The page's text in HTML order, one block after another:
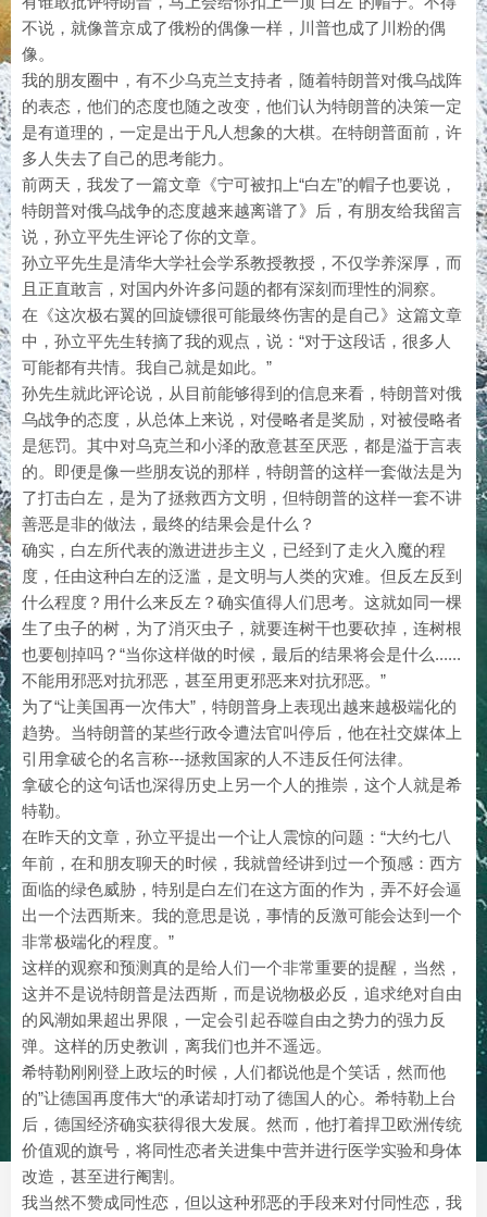
不说，就像普京成了俄粉的偶像一样，川普也成了川粉的偶
像。
我的朋友圈中，有不少乌克兰支持者，随着特朗普对俄乌战阵
的表态，他们的态度也随之改变，他们认为特朗普的决策一定
是有道理的，一定是出于凡人想象的大棋。在特朗普面前，许
多人失去了自己的思考能力。
前两天，我发了一篇文章《宁可被扣上“白左”的帽子也要说，
特朗普对俄乌战争的态度越来越离谱了》后，有朋友给我留言
说，孙立平先生评论了你的文章。
孙立平先生是清华大学社会学系教授教授，不仅学养深厚，而
且正直敢言，对国内外许多问题的都有深刻而理性的洞察。
在《这次极右翼的回旋镖很可能最终伤害的是自己》这篇文章
中，孙立平先生转摘了我的观点，说：“对于这段话，很多人
可能都有共情。我自己就是如此。”
孙先生就此评论说，从目前能够得到的信息来看，特朗普对俄
乌战争的态度，从总体上来说，对侵略者是奖励，对被侵略者
是惩罚。其中对乌克兰和小泽的敌意甚至厌恶，都是溢于言表
的。即便是像一些朋友说的那样，特朗普的这样一套做法是为
了打击白左，是为了拯救西方文明，但特朗普的这样一套不讲
善恶是非的做法，最终的结果会是什么？
确实，白左所代表的激进进步主义，已经到了走火入魔的程
度，任由这种白左的泛滥，是文明与人类的灾难。但反左反到
什么程度？用什么来反左？确实值得人们思考。这就如同一棵
生了虫子的树，为了消灭虫子，就要连树干也要砍掉，连树根
也要刨掉吗？“当你这样做的时候，最后的结果将会是什么......
不能用邪恶对抗邪恶，甚至用更邪恶来对抗邪恶。”
为了“让美国再一次伟大”，特朗普身上表现出越来越极端化的
趋势。当特朗普的某些行政令遭法官叫停后，他在社交媒体上
引用拿破仑的名言称---拯救国家的人不违反任何法律。
拿破仑的这句话也深得历史上另一个人的推崇，这个人就是希
特勒。
在昨天的文章，孙立平提出一个让人震惊的问题：“大约七八
年前，在和朋友聊天的时候，我就曾经讲到过一个预感：西方
面临的绿色威胁，特别是白左们在这方面的作为，弄不好会逼
出一个法西斯来。我的意思是说，事情的反激可能会达到一个
非常极端化的程度。”
这样的观察和预测真的是给人们一个非常重要的提醒，当然，
这并不是说特朗普是法西斯，而是说物极必反，追求绝对自由
的风潮如果超出界限，一定会引起吞噬自由之势力的强力反
弹。这样的历史教训，离我们也并不遥远。
希特勒刚刚登上政坛的时候，人们都说他是个笑话，然而他
的”让德国再度伟大“的承诺却打动了德国人的心。希特勒上台
后，德国经济确实获得很大发展。然而，他打着捍卫欧洲传统
价值观的旗号，将同性恋者关进集中营并进行医学实验和身体
改造，甚至进行阉割。
我当然不赞成同性恋，但以这种邪恶的手段来对付同性恋，我